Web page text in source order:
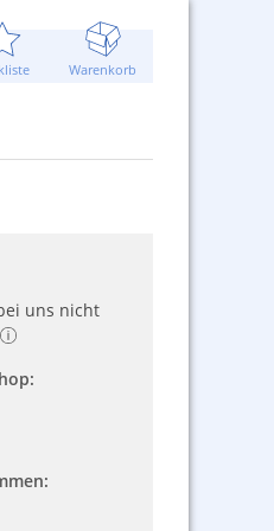
Warenkorb
u.v.m.
uns nicht